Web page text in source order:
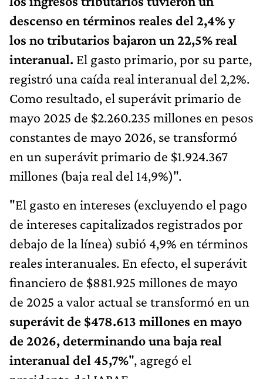
descenso en términos reales del 2,4% y
los no tributarios bajaron un 22,5% real
interanual. El gasto primario, por su parte,
registró una caída real interanual del 2,2%.
Como resultado, el superávit primario de
mayo 2025 de $2.260.235 millones en pesos
constantes de mayo 2026, se transformó
en un superávit primario de $1.924.367
millones (baja real del 14,9%)".
"El gasto en intereses (excluyendo el pago
de intereses capitalizados registrados por
debajo de la línea) subió 4,9% en términos
reales interanuales. En efecto, el superávit
financiero de $881.925 millones de mayo
de 2025 a valor actual se transformó en un
superávit de $478.613 millones en mayo
de 2026, determinando una baja real
interanual del 45,7%", agregó el